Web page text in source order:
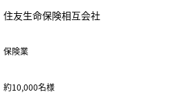
約10,000名様
保険業
住友生命保険相互会社